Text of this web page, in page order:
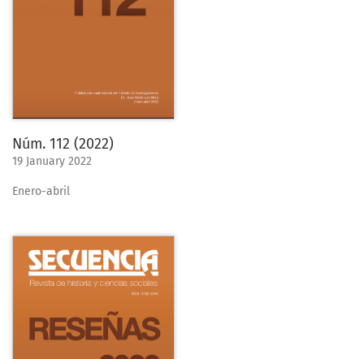
Núm. 112 (2022)
19 January 2022
Enero-abril